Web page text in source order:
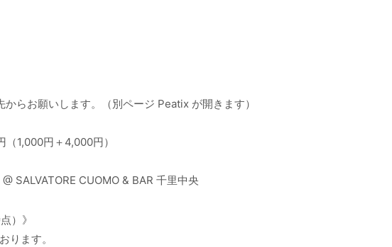
らお願いします。（別ページ Peatix が開きます）
1,000円＋4,000円）
CUOMO & BAR 千里中央
）》
ます。